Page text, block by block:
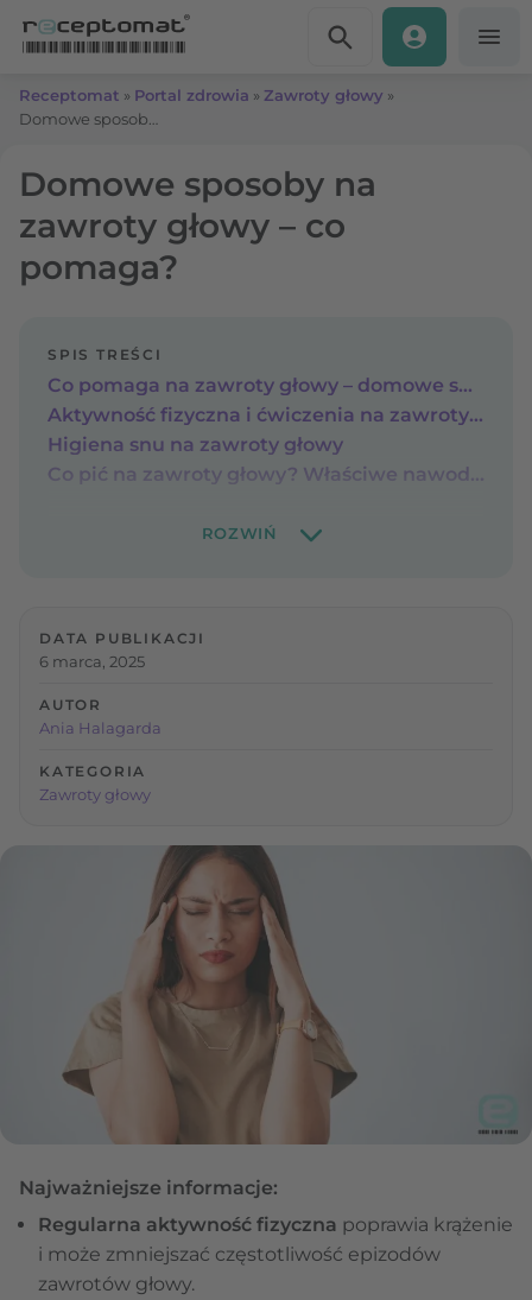
Receptomat » Portal zdrowia » Zawroty głowy »
Domowe sposoby na
zawroty głowy – co
pomaga?
SPIS TREŚCI
Co pomaga na zawroty głowy – domowe sposoby
Aktywność fizyczna i ćwiczenia na zawroty głowy
Higiena snu na zawroty głowy
Co pić na zawroty głowy? Właściwe nawodnienie
DATA PUBLIKACJI
6 marca, 2025
AUTOR
Ania Halagarda
KATEGORIA
Zawroty głowy
Najważniejsze informacje:
Regularna aktywność fizyczna poprawia krążenie
i może zmniejszać częstotliwość epizodów
zawrotów głowy.